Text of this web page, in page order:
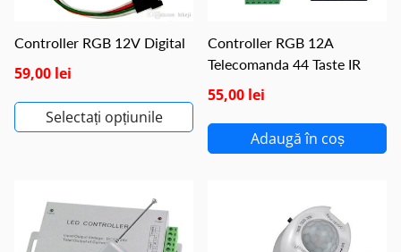
Controller RGB 12V Digital
59,00 lei
Selectați opțiunile
Controller RGB 12A
Telecomanda 44 Taste IR
55,00 lei
Adaugă în coș